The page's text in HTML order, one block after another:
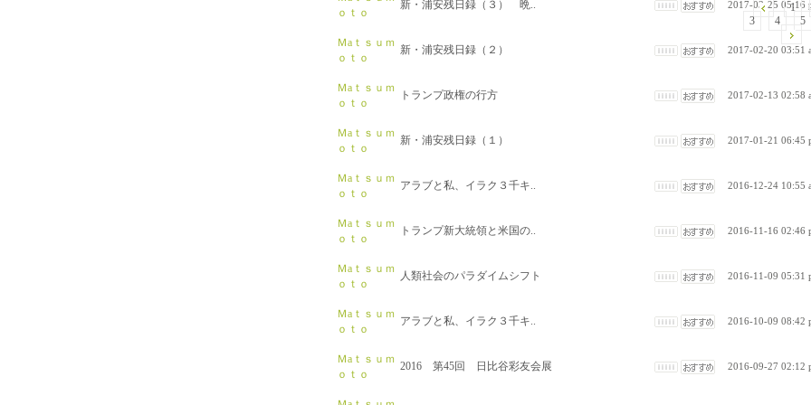
ｏｔｏ
新・浦安残日録（３） 晩.. 2017-03-25 05:16
Ｍaｔｓｕｍ
ｏｔｏ
新・浦安残日録（２） 2017-02-20 03:51
Ｍaｔｓｕｍ
ｏｔｏ
トランプ政権の行方 2017-02-13 02:58
Ｍaｔｓｕｍ
ｏｔｏ
新・浦安残日録（１） 2017-01-21 06:45
Ｍaｔｓｕｍ
ｏｔｏ
アラブと私、イラク３千キ.. 2016-12-24 10:55
Ｍaｔｓｕｍ
ｏｔｏ
トランプ新大統領と米国の.. 2016-11-16 02:46
Ｍaｔｓｕｍ
ｏｔｏ
人類社会のパラダイムシフト 2016-11-09 05:31
Ｍaｔｓｕｍ
ｏｔｏ
アラブと私、イラク３千キ.. 2016-10-09 08:42
Ｍaｔｓｕｍ
ｏｔｏ
2016 第45回 日比谷彩友会展 2016-09-27 02:12
1
3
4 5